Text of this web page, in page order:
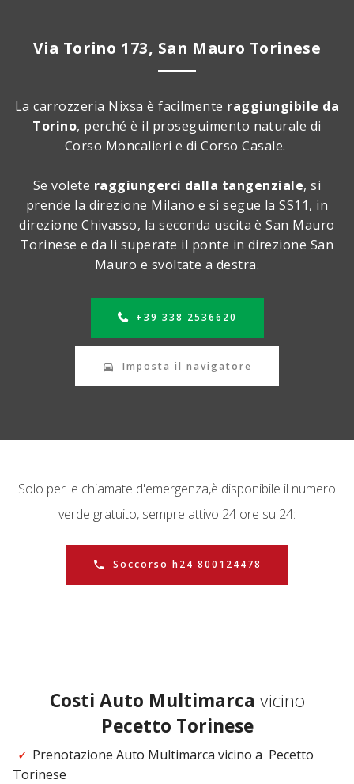
Via Torino 173, San Mauro Torinese
La carrozzeria Nixsa è facilmente raggiungibile da
Torino, perché è il proseguimento naturale di
Corso Moncalieri e di Corso Casale.
Se volete raggiungerci dalla tangenziale, si
prende la direzione Milano e si segue la SS11, in
direzione Chivasso, la seconda uscita è San Mauro
Torinese e da li superate il ponte in direzione San
Mauro e svoltate a destra.
+39 338 2536620
Imposta il navigatore
Solo per le chiamate d'emergenza,è disponibile il numero
verde gratuito, sempre attivo 24 ore su 24:
Soccorso h24 800124478
Costi Auto Multimarca vicino
Pecetto Torinese
Prenotazione Auto Multimarca vicino a Pecetto
Torinese